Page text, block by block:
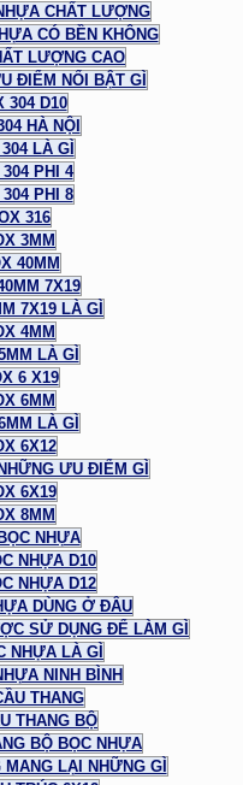
CHẤT LƯỢNG
CÓ BỀN KHÔNG
LƯỢNG CAO
ĐIỂM NỔI BẬT GÌ
304 D10
HÀ NỘI
LÀ GÌ
PHI 4
PHI 8
316
3MM
40MM
7X19
7X19 LÀ GÌ
4MM
LÀ GÌ
6 X19
6MM
LÀ GÌ
6X12
ƯU ĐIỂM GÌ
6X19
8MM
NHỰA
NHỰA D10
NHỰA D12
DÙNG Ở ĐÂU
SỬ DỤNG ĐỂ LÀM GÌ
NHỰA LÀ GÌ
NINH BÌNH
THANG
THANG BỘ
BỘ BỌC NHỰA
MANG LẠI NHỮNG GÌ